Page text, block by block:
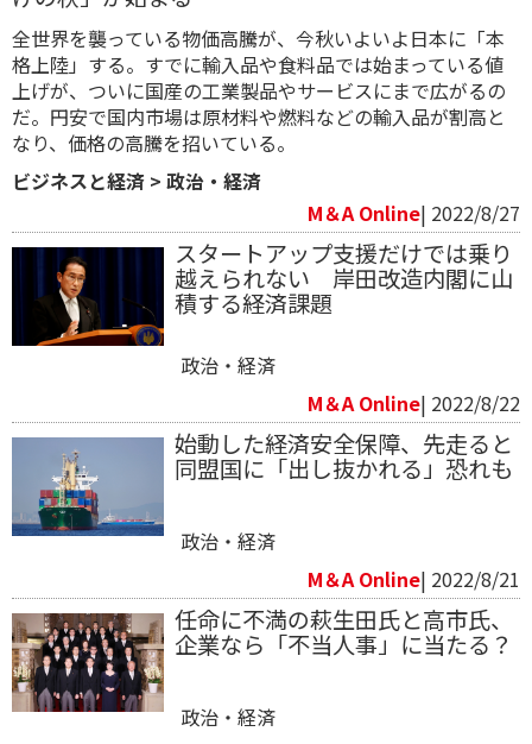
全世界を襲っている物価高騰が、今秋いよいよ日本に「本
格上陸」する。すでに輸入品や食料品では始まっている値
上げが、ついに国産の工業製品やサービスにまで広がるの
だ。円安で国内市場は原材料や燃料などの輸入品が割高と
なり、価格の高騰を招いている。
ビジネスと経済 > 政治・経済
M＆A Online| 2022/8/27
スタートアップ支援だけでは乗り
越えられない 岸田改造内閣に山
積する経済課題
政治・経済
M＆A Online| 2022/8/22
始動した経済安全保障、先走ると
同盟国に「出し抜かれる」恐れも
政治・経済
M＆A Online| 2022/8/21
任命に不満の萩生田氏と高市氏、
企業なら「不当人事」に当たる？
政治・経済